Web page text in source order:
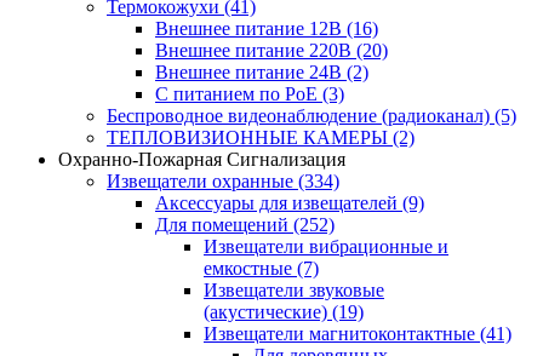
Термокожухи (41)
Внешнее питание 12В (16)
Внешнее питание 220В (20)
Внешнее питание 24В (2)
С питанием по PoE (3)
Беспроводное видеонаблюдение (радиоканал) (5)
ТЕПЛОВИЗИОННЫЕ КАМЕРЫ (2)
Охранно-Пожарная Сигнализация
Извещатели охранные (334)
Аксессуары для извещателей (9)
Для помещений (252)
Извещатели вибрационные и
емкостные (7)
Извещатели звуковые
(акустические) (19)
Извещатели магнитоконтактные (41)